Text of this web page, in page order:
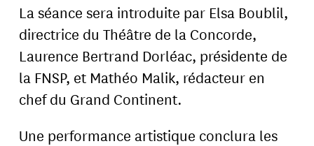
La séance sera introduite par Elsa Boublil,
directrice du Théâtre de la Concorde,
Laurence Bertrand Dorléac, présidente de
la FNSP, et Mathéo Malik, rédacteur en
chef du Grand Continent.
Une performance artistique conclura les